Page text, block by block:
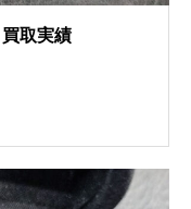
取実績